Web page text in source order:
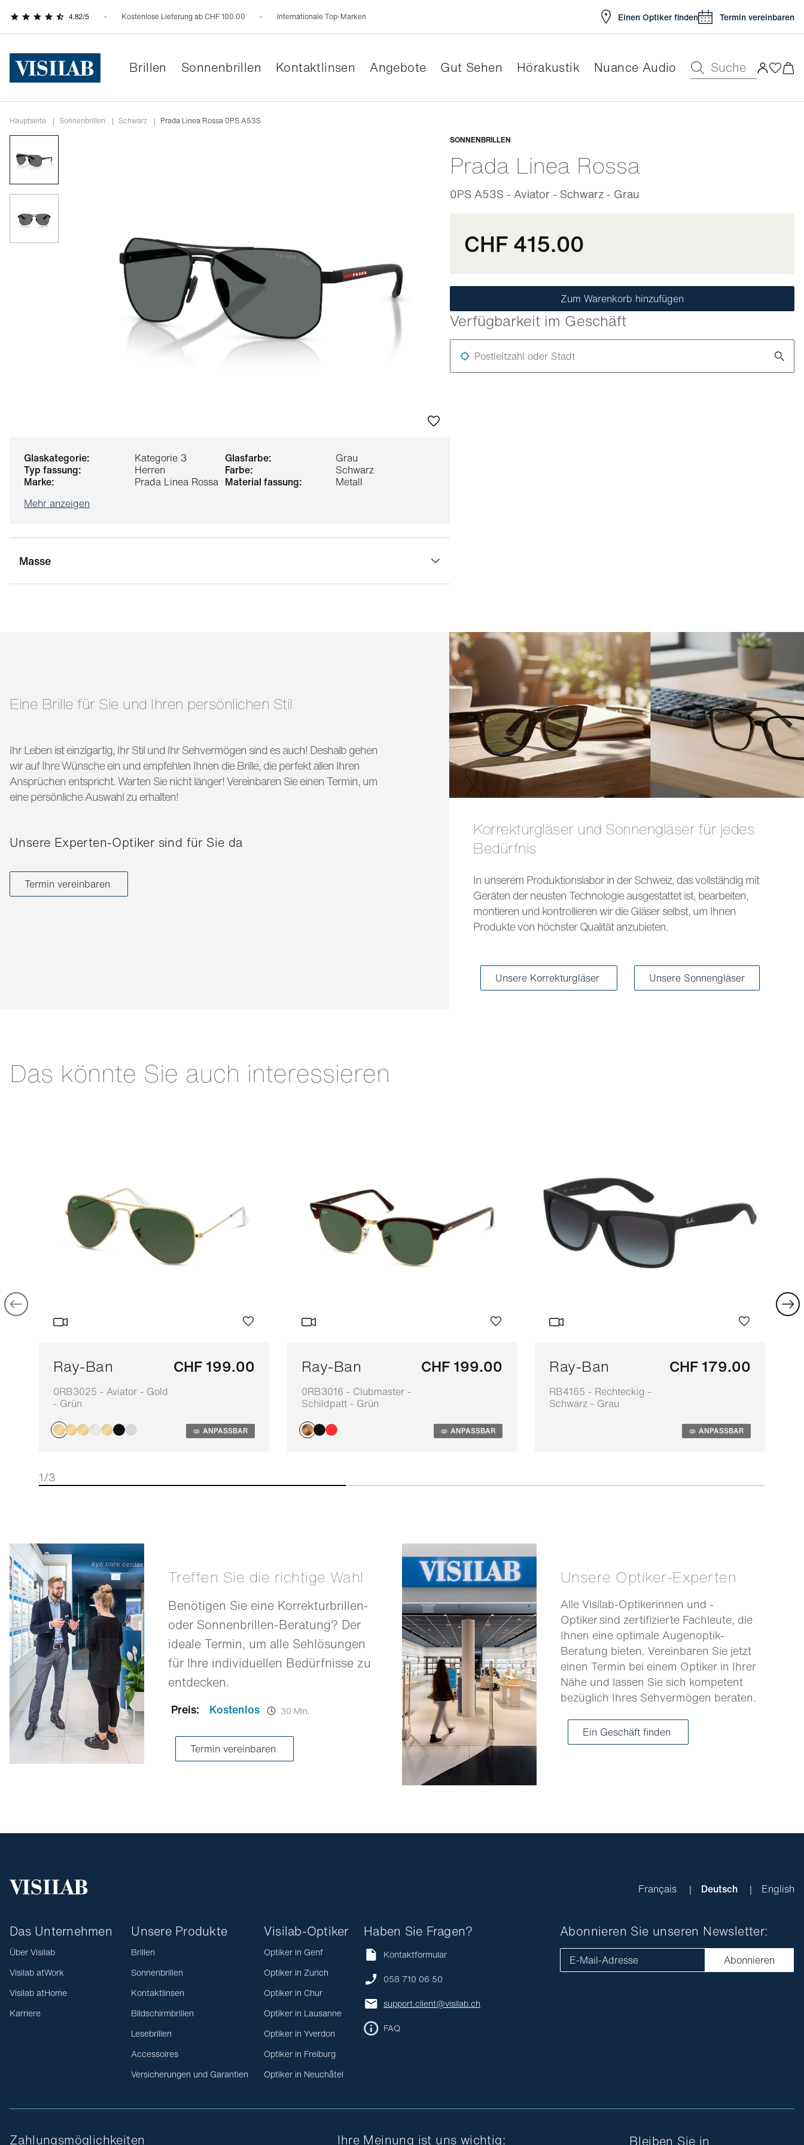
Kostenlose Lieferung ab CHF 100.00 Internationale Top-Marken Einen Optiker finden Termin vereinbaren
Brillen Sonnenbrillen Kontaktlinsen Angebote Gut Sehen Hörakustik Nuance Audio Suche
Hauptseite | Sonnenbrillen | schwarz | Prada Linea Rossa 0PS A53S
glaskategorie: Kategorie 3 glasfarbe:
Grau
typ fassung:
Herren farbe:
Schwarz
marke:
Prada Linea Rossa material fassung:
Metall
Mehr anzeigen
Masse
SONNENBRILLEN
Prada Linea Rossa
0PS A53S - Aviator - Schwarz - Grau
Anpassbar
CHF 415.00
Zum Warenkorb hinzufügen
Verfügbarkeit im Geschäft
Postleitzahl oder Stadt
Eine Brille für Sie und Ihren persönlichen Stil
Ihr Leben ist einzigartig, Ihr Stil und Ihr Sehvermögen sind es auch! Deshalb gehen
wir auf Ihre Wünsche ein und empfehlen Ihnen die Brille, die perfekt allen Ihren
Ansprüchen entspricht. Warten Sie nicht länger! Vereinbaren Sie einen Termin, um
eine persönliche Auswahl zu erhalten!
Unsere Experten-Optiker sind für Sie da
Termin vereinbaren
Korrekturgläser und Sonnengläser für jedes
Bedürfnis
In unserem Produktionslabor in der Schweiz, das vollständig mit
Geräten der neusten Technologie ausgestattet ist, bearbeiten,
montieren und kontrollieren wir die Gläser selbst, um Ihnen
Produkte von höchster Qualität anzubieten.
Unsere Korrekturgläser Unsere Sonnengläser
Das könnte Sie auch interessieren
Ray-Ban
0RB3025 - Aviator - Gold
- Grün
CHF 199.00
ANPASSBAR
Ray-Ban
0RB3016 - Clubmaster -
Schildpatt - Grün
CHF 199.00
ANPASSBAR
Ray-Ban
RB4165 - Rechteckig -
Schwarz - Grau
CHF 179.00
ANPASSBAR
1/3
Treffen Sie die richtige Wahl
Benötigen Sie eine Korrekturbrillen-
oder Sonnenbrillen-Beratung? Der
ideale Termin, um alle Sehlösungen
für Ihre individuellen Bedürfnisse zu
entdecken.
Preis: Kostenlos 30 Min.
Termin vereinbaren
Unsere Optiker-Experten
Alle Visilab-Optikerinnen und -
Optiker sind zertifizierte Fachleute, die
Ihnen eine optimale Augenoptik-
Beratung bieten. Vereinbaren Sie jetzt
einen Termin bei einem Optiker in Ihrer
Nähe und lassen Sie sich kompetent
bezüglich Ihres Sehvermögen beraten.
Ein Geschäft finden
Français Deutsch English
Das Unternehmen
Über Visilab
Visilab atWork
Visilab atHome
Karriere
Unsere Produkte
Brillen
Sonnenbrillen
Kontaktlinsen
Bildschirmbrillen
Lesebrillen
Accessoires
Versicherungen und Garantien
Visilab-Optiker
Optiker in Genf
Optiker in Zurich
Optiker in Chur
Optiker in Lausanne
Optiker in Yverdon
Optiker in Freiburg
Optiker in Neuchâtel
Haben Sie Fragen?
Kontaktformular
058 710 06 50
support.client@visilab.ch
FAQ
Abonnieren Sie unseren Newsletter:
E-Mail-Adresse Abonnieren
Zahlungsmöglichkeiten Ihre Meinung ist uns wichtig: Bleiben Sie in